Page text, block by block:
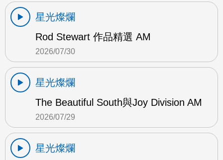
星光燦爛
Rod Stewart 作品精選 AM
2026/07/30
星光燦爛
The Beautiful South與Joy Division AM
2026/07/29
星光燦爛